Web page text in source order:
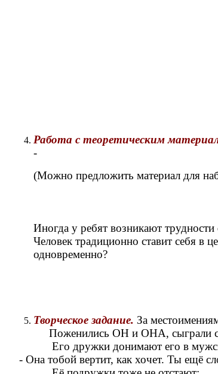
Работа с теоретическим
-
(Можно предложить материал для
Иногда у ребят возникают
Человек традиционно ставит себя
одновременно?
Творческое задание. За
Поженились ОН и ОНА, сыграли
Его дружки донимают его в
- Она тобой вертит, как хочет. Ты ещё